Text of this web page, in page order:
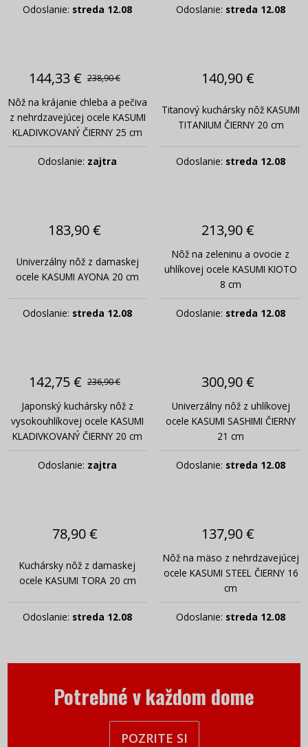
Odoslanie: streda 12.08 Odoslanie: streda 12.08
144,33 € 238,90 €
Nôž na krájanie chleba a pečiva
z nehrdzavejúcej ocele KASUMI
KLADIVKOVANÝ ČIERNY 25 cm
Odoslanie: zajtra
140,90 €
Titanový kuchársky nôž KASUMI
TITANIUM ČIERNY 20 cm
Odoslanie: streda 12.08
183,90 €
Univerzálny nôž z damaskej
ocele KASUMI AYONA 20 cm
Odoslanie: streda 12.08
213,90 €
Nôž na zeleninu a ovocie z
uhlíkovej ocele KASUMI KIOTO
8 cm
Odoslanie: streda 12.08
142,75 € 236,90 €
Japonský kuchársky nôž z
vysokouhlíkovej ocele KASUMI
KLADIVKOVANÝ ČIERNY 20 cm
Odoslanie: zajtra
300,90 €
Univerzálny nôž z uhlíkovej
ocele KASUMI SASHIMI ČIERNY
21 cm
Odoslanie: streda 12.08
78,90 €
Kuchársky nôž z damaskej
ocele KASUMI TORA 20 cm
Odoslanie: streda 12.08
137,90 €
Nôž na mäso z nehrdzavejúcej
ocele KASUMI STEEL ČIERNY 16
cm
Odoslanie: streda 12.08
Potrebné v každom dome
POZRITE SI